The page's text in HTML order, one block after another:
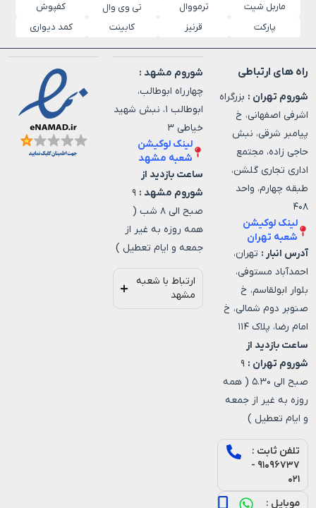
ماربل شیت ترمووال تی وی وال
کفپوش
پارکت
قرنیز کابینت کمد دیواری
راه های ارتباطی
شوروم تهران : بزرگراه
اشرفی اصفهانی، خ
پیامبر شرقی، نبش
حاجی زاده، مجتمع
اداری تجاری گلشن،
طبقه چهارم، واحد
۴۰۸
لینک لوکیشن
شعبه تهران
آدرس انبار : تهران،
احمدآباد مستوفی،
بلوار ابولقاسم، خ
صنوبر دوم شمالی، خ
امام رضا، پلاک ۱۱۴
ساعت بازدید از
شوروم تهران : ۹
صبح الی ۵.۳۰ ( همه
روزه به غیر از جمعه
و ایام تعطیل )
تلفن ثابت :
۹۱۰۹۶۷۳۷ -
۰۲۱
موبایل :
شوروم مشهد :
چهارراه ابوطالب،
ابوطالب ۱، نبش شهید
خیاطی ۳
لینک لوکیشن
شعبه مشهد
ساعت بازدید از
شوروم مشهد : ۹
صبح الی ۸ شب (
همه روزه به غیر از
جمعه و ایام تعطیل )
ارتباط با شعبه
مشهد